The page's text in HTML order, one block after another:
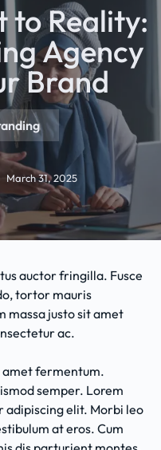
to Reality:
Agency
Brand
March 31, 2025
auctor fringilla. Fusce
tortor mauris
massa justo sit amet
ac.
amet fermentum.
semper. Lorem
adipiscing elit. Morbi leo
at eros. Cum